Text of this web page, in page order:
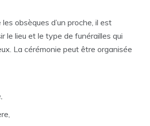
les obsèques d’un proche, il est
le lieu et le type de funérailles qui
La cérémonie peut être organisée